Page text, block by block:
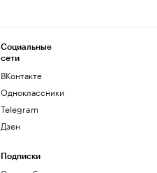
Социальные
сети
ВКонтакте
Одноклассники
Telegram
Дзен
Подписки